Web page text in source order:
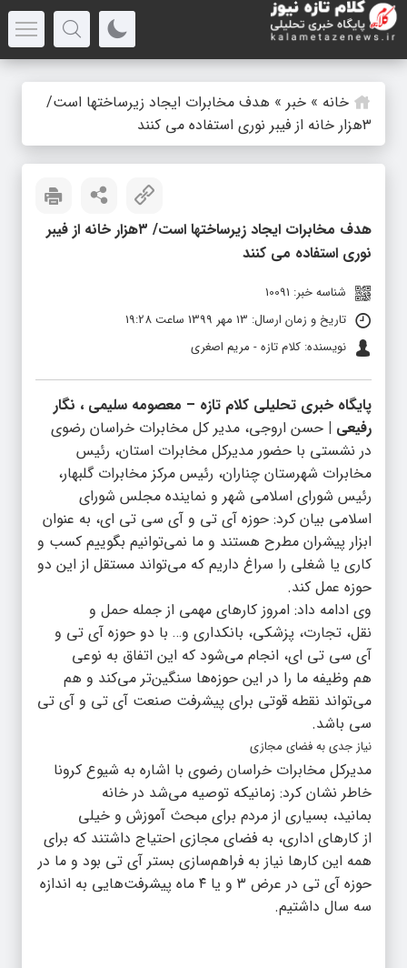
خانه » خبر » هدف مخابرات ایجاد زیرساختها است/
۳هزار خانه از فیبر نوری استفاده می کنند
هدف مخابرات ایجاد زیرساختها است/ ۳هزار خانه از فیبر
نوری استفاده می کنند
شناسه خبر: 10091
تاریخ و زمان ارسال: 13 مهر 1399 ساعت 19:28
نویسنده: کلام تازه - مریم اصغری
پایگاه خبری تحلیلی کلام تازه – معصومه سلیمی ، نگار
رفیعی | حسن اروجی، مدیر کل مخابرات خراسان رضوی
در نشستی با حضور مدیرکل مخابرات استان، رئیس
مخابرات شهرستان چناران، رئیس مرکز مخابرات گلبهار،
رئیس شورای اسلامی شهر و نماینده مجلس شورای
اسلامی بیان کرد: حوزه آی تی و آی سی تی ای، به عنوان
ابزار پیشران مطرح هستند و ما نمی‌توانیم بگوییم کسب و
کاری یا شغلی را سراغ داریم که می‌تواند مستقل از این دو
حوزه عمل کند.
وی ادامه داد: امروز کارهای مهمی از جمله حمل و
نقل، تجارت، پزشکی، بانکداری و… با دو حوزه آی تی و
آی سی تی ای، انجام می‌شود که این اتفاق به نوعی
هم وظیفه ما را در این حوزه‌ها سنگین‌تر می‌کند و هم
می‌تواند نقطه قوتی برای پیشرفت صنعت آی تی و آی تی
سی باشد.
نیاز جدی به فضای مجازی
مدیرکل مخابرات خراسان رضوی با اشاره به شیوع کرونا
خاطر نشان کرد: زمانیکه توصیه می‌شد در خانه
بمانید، بسیاری از مردم برای مبحث آموزش و خیلی
از کارهای اداری، به فضای مجازی احتیاج داشتند که برای
همه این کارها نیاز به فراهم‌سازی بستر آی تی بود و ما در
حوزه آی تی در عرض ۳ و یا ۴ ماه پیشرفت‌هایی به اندازه
سه سال داشتیم.